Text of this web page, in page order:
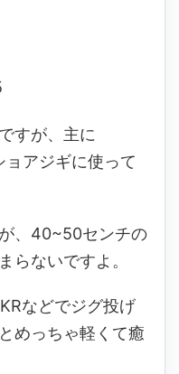
すが、主に
アジギに使って
、40~50センチの
らないですよ。
などでジグ投げ
めっちゃ軽くて癒